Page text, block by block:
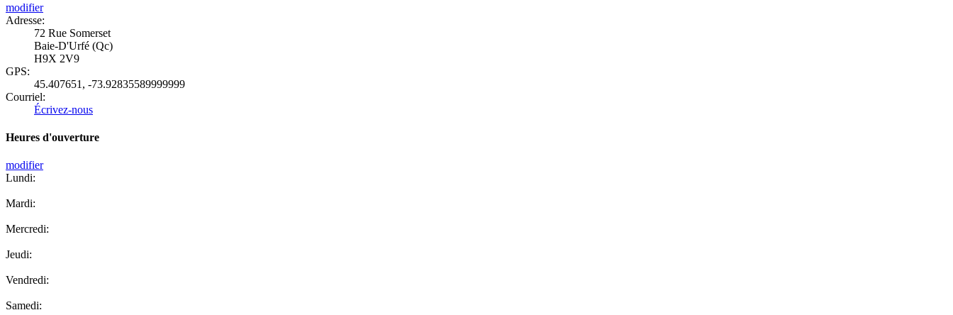
modifier
Adresse:
72 Rue Somerset
Baie-D'Urfé (Qc)
H9X 2V9
GPS:
45.407651 , -73.92835589999999
Courriel:
Écrivez-nous
Heures d'ouverture
modifier
Lundi:
Mardi:
Mercredi:
Jeudi:
Vendredi:
Samedi: